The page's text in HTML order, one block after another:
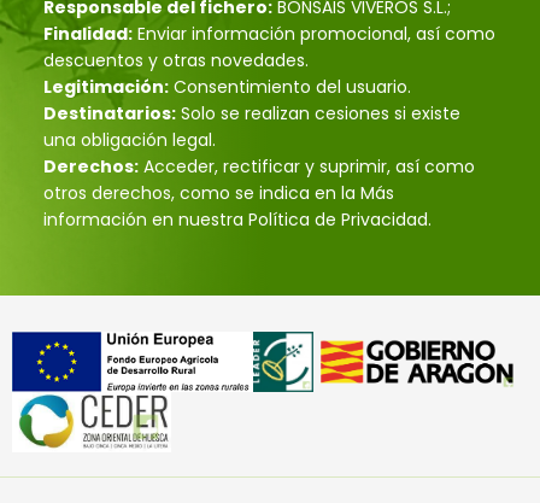
Responsable del fichero: BONSÁIS VIVEROS S.L.;
Finalidad: Enviar información promocional, así como
descuentos y otras novedades.
Legitimación: Consentimiento del usuario.
Destinatarios: Solo se realizan cesiones si existe
una obligación legal.
Derechos: Acceder, rectificar y suprimir, así como
otros derechos, como se indica en la Más
información en nuestra Política de Privacidad.